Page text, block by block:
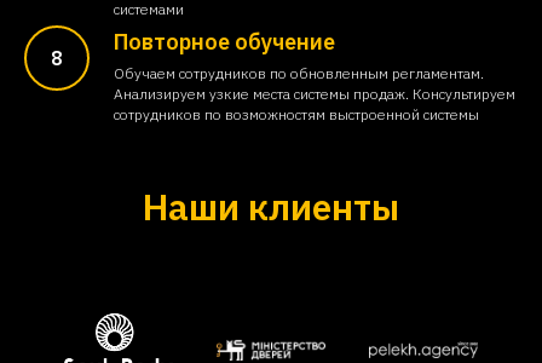
системами
Повторное обучение
Обучаем сотрудников по обновленным регламентам.
Анализируем узкие места системы продаж. Консультируем
сотрудников по возможностям выстроенной системы
Наши клиенты